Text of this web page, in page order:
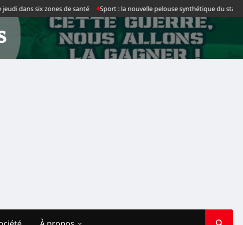
dans six zones de santé Sport : la nouvelle pelouse synthétique du stade des